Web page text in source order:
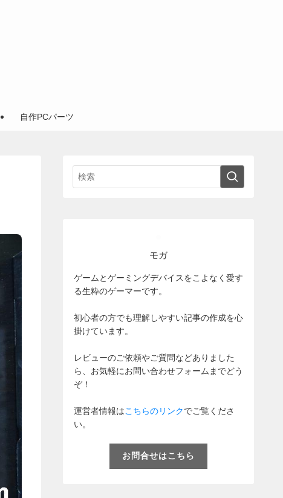
自作PCパーツ
モガ
ゲームとゲーミングデバイスをこよなく愛す
る生粋のゲーマーです。
初心者の方でも理解しやすい記事の作成を心
掛けています。
レビューのご依頼やご質問などありました
ら、お気軽にお問い合わせフォームまでどう
ぞ！
運営者情報はこちらのリンクでご覧くださ
い。
お問合せはこちら